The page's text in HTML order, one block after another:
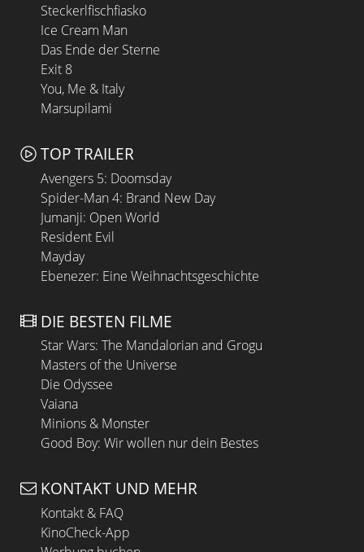
Steckerlfischfiasko
Ice Cream Man
Das Ende der Sterne
Exit 8
You, Me & Italy
Marsupilami
TOP TRAILER
Avengers 5: Doomsday
Spider-Man 4: Brand New Day
Jumanji: Open World
Resident Evil
Mayday
Ebenezer: Eine Weihnachtsgeschichte
DIE BESTEN FILME
Star Wars: The Mandalorian and Grogu
Masters of the Universe
Die Odyssee
Vaiana
Minions & Monster
Good Boy: Wir wollen nur dein Bestes
KONTAKT UND MEHR
Kontakt & FAQ
KinoCheck-App